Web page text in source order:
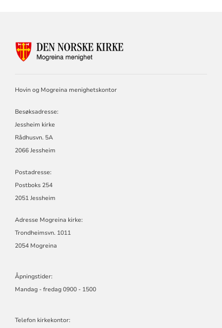
KONTAKTINFORMASJON
Hovin og Mogreina menighetskontor
Besøksadresse:
Jessheim kirke
Rådhusvn. 5A
2066 Jessheim
Postadresse:
Postboks 254
2051 Jessheim
Adresse Mogreina kirke:
Trondheimsvn. 1011
2054 Mogreina
Åpningstider:
Mandag - fredag 0900 - 1500
Telefon kirkekontor: